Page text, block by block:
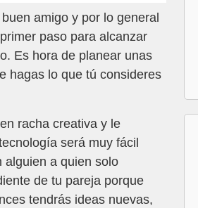
amigo y por lo general
paso para alcanzar
Es hora de planear unas
hagas lo que tú consideres
racha creativa y le
será muy fácil
alguien a quien solo
de tu pareja porque
tendrás ideas nuevas,